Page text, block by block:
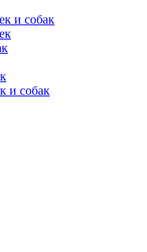
и собак
и собак